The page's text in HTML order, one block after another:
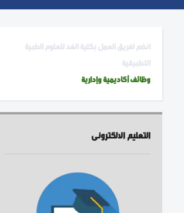
انضم لفريق العمل بكلية الغد للعلوم الطبية
التطبيقية
وظائف أكاديمية وإدارية
التعليم الالكترونى